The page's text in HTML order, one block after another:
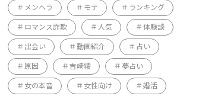
メンヘラ モテ ランキング
ロマンス詐欺 人気 体験談
出会い 動画紹介 占い
原因 吉崎綾 夢占い
女の本音 女性向け 婚活